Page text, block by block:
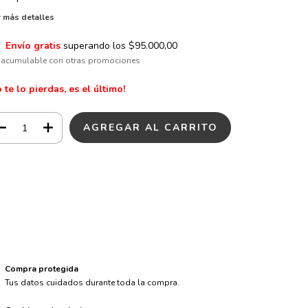
más detalles
Envío gratis superando los $95.000,00
con otras promociones
te lo pierdas, es el último!
Compra protegida
Tus datos cuidados durante toda la compra.